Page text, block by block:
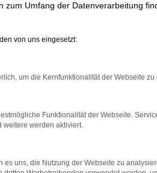
bestimmter Seiten
beheben.
auf dem neuesten Stand
zum Umfang der Datenverarbeitung
von uns eingesetzt:
um die Kernfunktionalität der Webseite
Funktionalität der Webseite.
weitere werden aktiviert.
es uns, die Nutzung der Webseite zu